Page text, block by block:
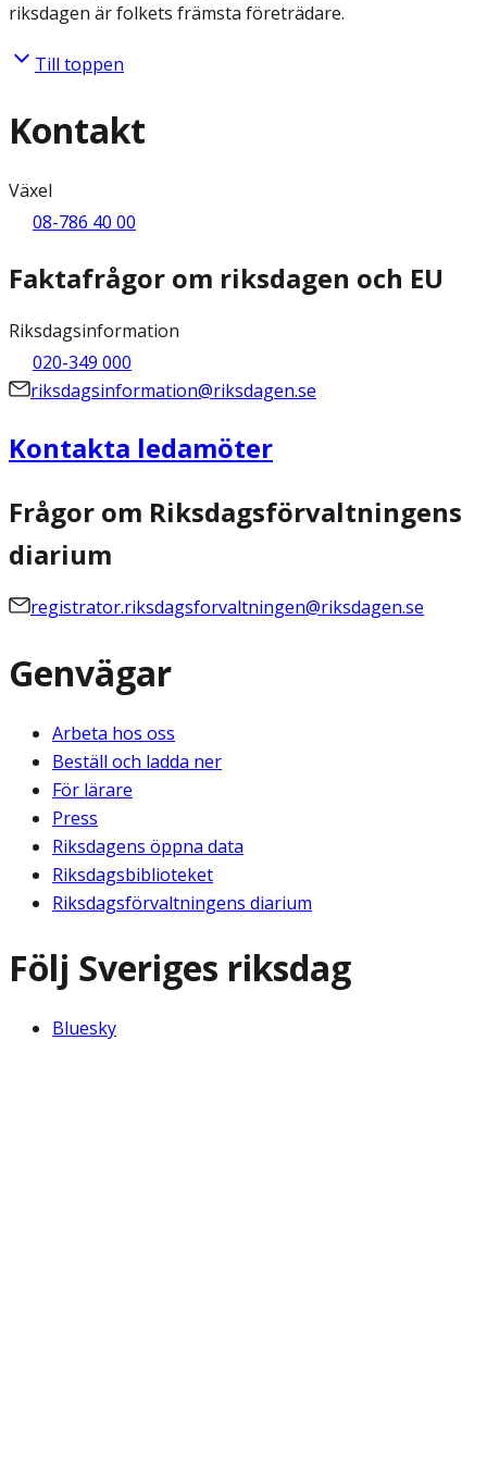
riksdagen är folkets främsta företrädare.
Till toppen
Kontakt
Växel
08-786 40 00
Faktafrågor om riksdagen och EU
Riksdagsinformation
020-349 000
riksdagsinformation@riksdagen.se
Kontakta ledamöter
Frågor om Riksdagsförvaltningens
diarium
registrator.riksdagsforvaltningen@riksdagen.se
Genvägar
Arbeta hos oss
Beställ och ladda ner
För lärare
Press
Riksdagens öppna data
Riksdagsbiblioteket
Riksdagsförvaltningens diarium
Följ Sveriges riksdag
Bluesky